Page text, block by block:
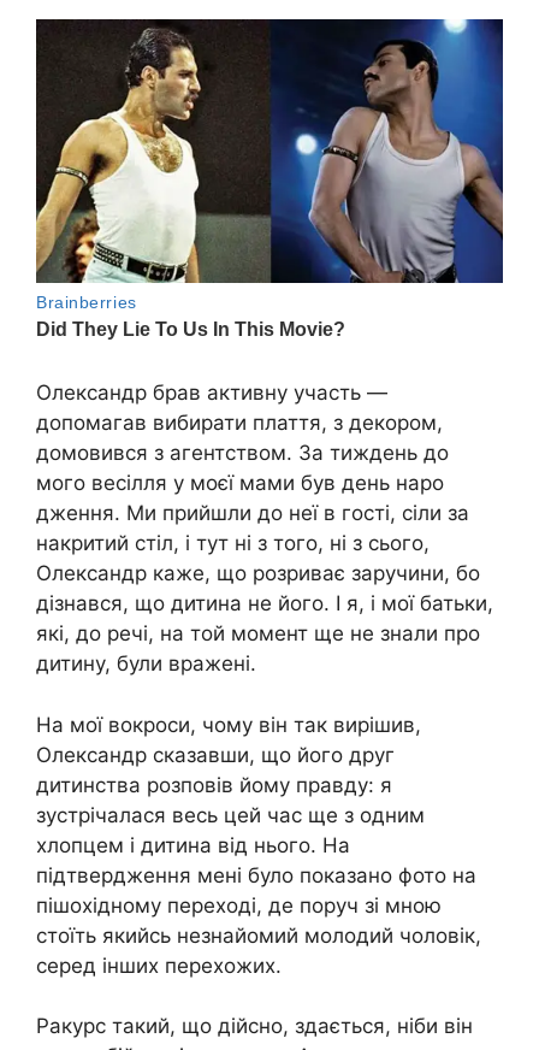
Олександр брав активну участь —
допомагав вибирати плаття, з декором,
домовився з агентством. За тиждень до
мого весілля у моєї мами був день наро
дження. Ми прийшли до неї в гості, сіли за
накритий стіл, і тут ні з того, ні з сього,
Олександр каже, що розриває заручини, бо
дізнався, що дитина не його. І я, і мої батьки,
які, до речі, на той момент ще не знали про
дитину, були вражені.
На мої вокроси, чому він так вирішив,
Олександр сказавши, що його друг
дитинства розповів йому правду: я
зустрічалася весь цей час ще з одним
хлопцем і дитина від нього. На
підтвердження мені було показано фото на
пішохідному переході, де поруч зі мною
стоїть якийсь незнайомий молодий чоловік,
серед інших перехожих.
Ракурс такий, що дійсно, здається, ніби він